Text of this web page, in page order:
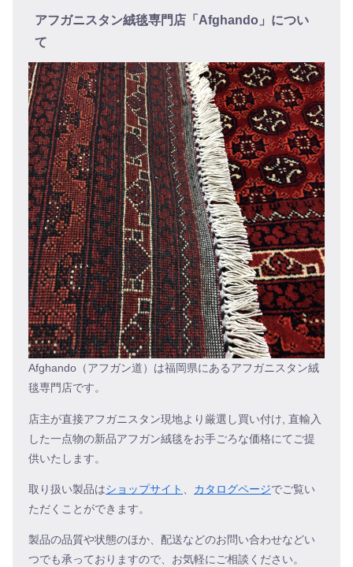
アフガニスタン絨毯専門店「Afghando」につい
て
Afghando（アフガン道）は福岡県にあるアフガニスタン絨
毯専門店です。
店主が直接アフガニスタン現地より厳選し買い付け, 直輸入
した一点物の新品アフガン絨毯をお手ごろな価格にてご提
供いたします。
取り扱い製品はショップサイト カタログページでご覧い
ただくことができます。
製品の品質や状態のほか、配送などのお問い合わせなどい
つでも承っておりますので、お気軽にご相談ください。